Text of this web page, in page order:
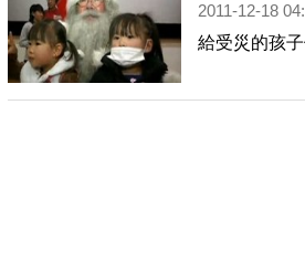
2011-12-18
給受災的孩